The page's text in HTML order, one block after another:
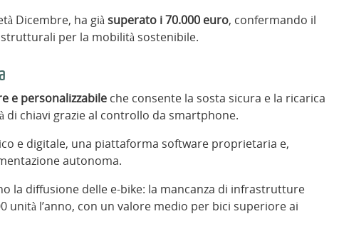
Dicembre, ha giàsuperato i 70.000 euro, confermando il
per la mobilità sostenibile.
e personalizzabile che consente la sosta sicura e la ricarica
di chiavi grazie al controllo da smartphone.
e digitale, una piattaforma software proprietaria e,
autonoma.
la diffusione delle e-bike: la mancanza di infrastrutture
unità l’anno, con un valore medio per bici superiore ai